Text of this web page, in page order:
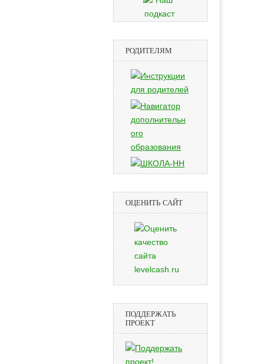
РОДИТЕЛЯМ
ОЦЕНИТЬ САЙТ
ПОДДЕРЖАТЬ
ПРОЕКТ